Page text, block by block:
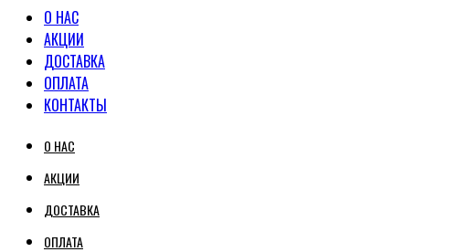
О НАС
АКЦИИ
ДОСТАВКА
ОПЛАТА
КОНТАКТЫ
О НАС
АКЦИИ
ДОСТАВКА
ОПЛАТА